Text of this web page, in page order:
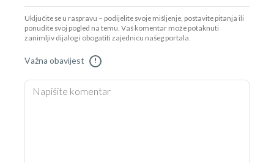
Uključite se u raspravu – podijelite svoje mišljenje, postavite pitanja ili
ponudite svoj pogled na temu. Vaš komentar može potaknuti
zanimljiv dijalog i obogatiti zajednicu našeg portala.
Važna obavijest !